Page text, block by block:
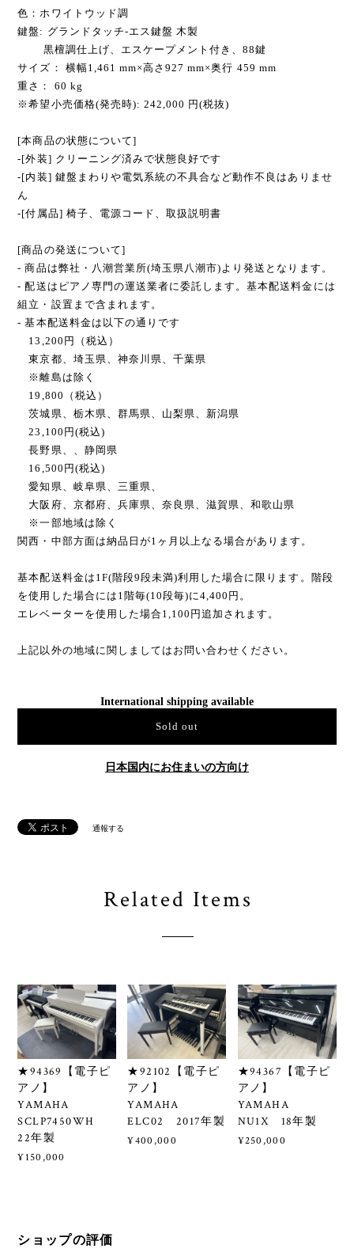
色：ホワイトウッド調
鍵盤: グランドタッチ-エス鍵盤 木製
黒檀調仕上げ、エスケープメント付き、88鍵
サイズ： 横幅1,461 mm×高さ927 mm×奥行 459 mm
重さ： 60 kg
※希望小売価格(発売時): 242,000 円(税抜)
[本商品の状態について]
-[外装] クリーニング済みで状態良好です
-[内装] 鍵盤まわりや電気系統の不具合など動作不良はありませ
ん
-[付属品] 椅子、電源コード、取扱説明書
[商品の発送について]
- 商品は弊社・八潮営業所(埼玉県八潮市)より発送となります。
- 配送はピアノ専門の運送業者に委託します。基本配送料金には
組立・設置まで含まれます。
- 基本配送料金は以下の通りです
13,200円（税込）
東京都、埼玉県、神奈川県、千葉県
※離島は除く
19,800（税込）
茨城県、栃木県、群馬県、山梨県、新潟県
23,100円(税込)
長野県、、静岡県
16,500円(税込)
愛知県、岐阜県、三重県、
大阪府、京都府、兵庫県、奈良県、滋賀県、和歌山県
※一部地域は除く
関西・中部方面は納品日が1ヶ月以上なる場合があります。
基本配送料金は1F(階段9段未満)利用した場合に限ります。階段
を使用した場合には1階毎(10段毎)に4,400円。
エレベーターを使用した場合1,100円追加されます。
上記以外の地域に関しましてはお問い合わせください。
International shipping available
Sold out
日本国内にお住まいの方向け
通報する
Related Items
★94369【電子ピ
アノ】
YAMAHA
SCLP7450WH
22年製
¥150,000
★92102【電子ピ
アノ】
YAMAHA
ELC02 2017年製
¥400,000
★94367【電子ピ
アノ】
YAMAHA
NU1X 18年製
¥250,000
ショップの評価